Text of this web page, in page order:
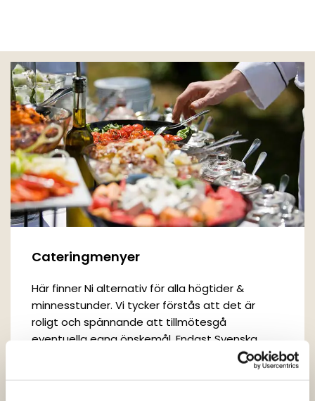
Cateringmenyer
Här finner Ni alternativ för alla högtider &
minnesstunder. Vi tycker förstås att det är
roligt och spännande att tillmötesgå
eventuella egna önskemål. Endast Svenska